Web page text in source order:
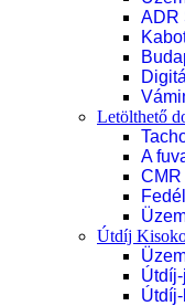
ADR
Letölthető
A
CMR
Útdíj